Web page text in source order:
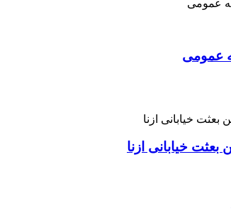
عمومی
خیابانی ازنا